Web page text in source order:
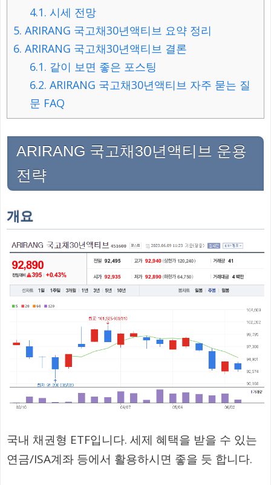
4.1. 시세 전망
5. ARIRANG 국고채30년액티브 요약 정리
6. ARIRANG 국고채30년액티브 결론
6.1. 같이 보면 좋은 포스팅
6.2. ARIRANG 국고채30년액티브 자주 묻는 질
문 FAQ
ARIRANG 국고채30년액티브 운용
전략
개요
국내 채권형 ETF입니다. 세제 혜택을 받을 수 있는
연금/ISA계좌 등에서 활용하시면 좋을 듯 합니다.